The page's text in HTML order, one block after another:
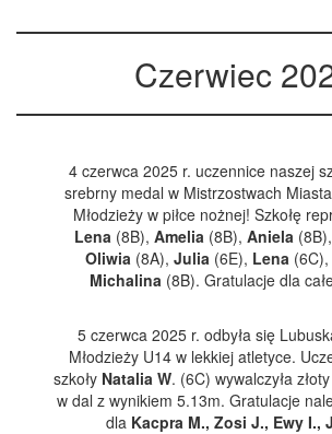
Czerwiec
4 czerwca 2025 r. uczennice naszej
srebrny medal w Mistrzostwach
Młodzieży w piłce nożnej! Szkołę
Lena (8B), Amelia (8B), Aniela (8B),
Oliwia (8A), Julia (6E), Lena (6C),
Michalina (8B). Gratulacje dla
5 czerwca 2025 r. odbyła się
Młodzieży U14 w lekkiej atletyce.
szkoły Natalia W. (6C) wywalczyła
w dal z wynikiem 5.13m. Gratulacje
dla Kacpra M., Zosi J., Ewy I.,